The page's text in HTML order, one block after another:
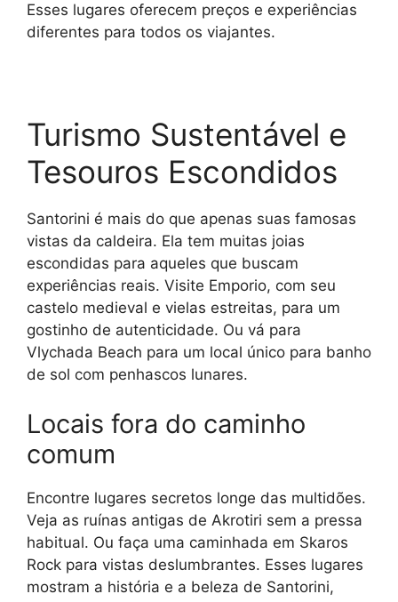
Esses lugares oferecem preços e experiências
diferentes para todos os viajantes.
Turismo Sustentável e
Tesouros Escondidos
Santorini é mais do que apenas suas famosas
vistas da caldeira. Ela tem muitas joias
escondidas para aqueles que buscam
experiências reais. Visite Emporio, com seu
castelo medieval e vielas estreitas, para um
gostinho de autenticidade. Ou vá para
Vlychada Beach para um local único para banho
de sol com penhascos lunares.
Locais fora do caminho
comum
Encontre lugares secretos longe das multidões.
Veja as ruínas antigas de Akrotiri sem a pressa
habitual. Ou faça uma caminhada em Skaros
Rock para vistas deslumbrantes. Esses lugares
mostram a história e a beleza de Santorini,